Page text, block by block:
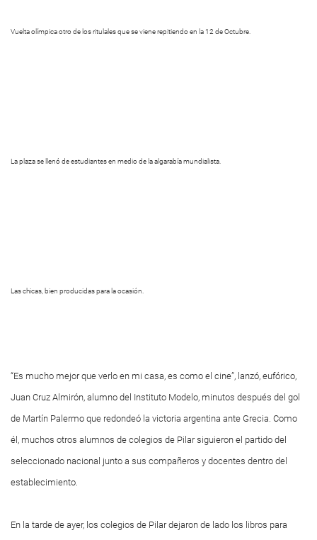
Vuelta olímpica otro de los ritulales que se viene repitiendo en la 12 de Octubre.
La plaza se llenó de estudiantes en medio de la algarabía mundialista.
Las chicas, bien producidas para la ocasión.
“Es mucho mejor que verlo en mi casa, es como el cine”, lanzó, eufórico,
Juan Cruz Almirón, alumno del Instituto Modelo, minutos después del gol
de Martín Palermo que redondeó la victoria argentina ante Grecia. Como
él, muchos otros alumnos de colegios de Pilar siguieron el partido del
seleccionado nacional junto a sus compañeros y docentes dentro del
establecimiento.
En la tarde de ayer, los colegios de Pilar dejaron de lado los libros para